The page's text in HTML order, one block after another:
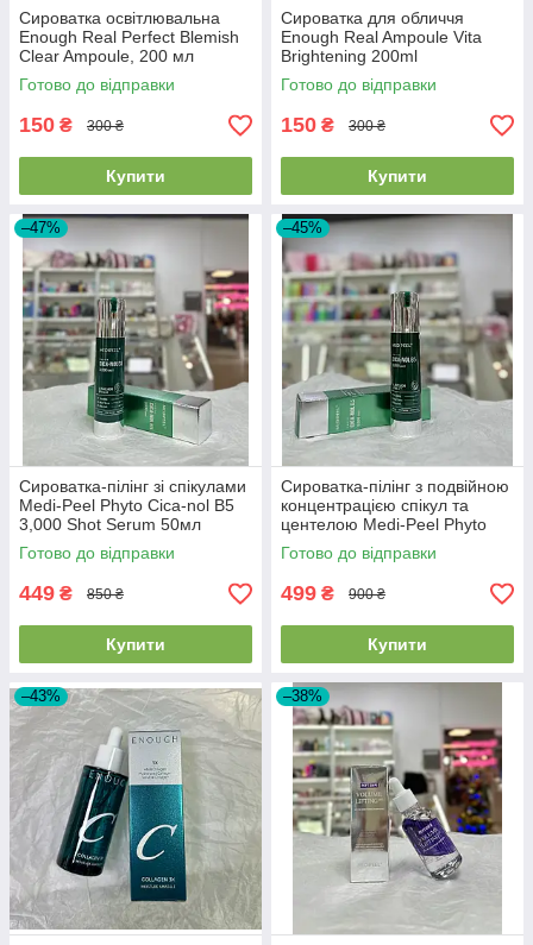
Сироватка освітлювальна
Enough Real Perfect Blemish
Clear Ampoule, 200 мл
Готово до відправки
150 ₴ 300 ₴
Купити
Сироватка для обличчя
Enough Real Ampoule Vita
Brightening 200ml
Готово до відправки
150 ₴ 300 ₴
Купити
–47%
Сироватка-пілінг зі спікулами
Medi-Peel Phyto Cica-nol B5
3,000 Shot Serum 50мл
Готово до відправки
449 ₴ 850 ₴
Купити
–45%
Сироватка-пілінг з подвійною
концентрацією спікул та
центелою Medi-Peel Phyto
Cica-Nol B5 6000 Shot Serum
50мл
Готово до відправки
499 ₴ 900 ₴
Купити
–43% –38%